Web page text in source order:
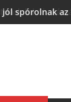
spórolnak az